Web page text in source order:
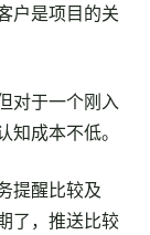
户是项目的关
对于一个刚入
成本不低。
提醒比较及
了，推送比较